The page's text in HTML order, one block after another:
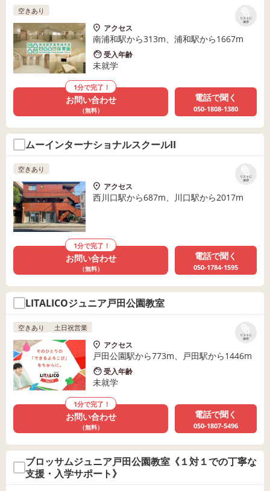
リストに
保存
空きあり
アクセス
南浦和駅から313m、浦和駅から1667m
受入年齢
未就学
1分で完了！
お問い合わせ
（無料）
電話で聞く
050-1808-1380
ムーインターナショナルスクールII
リストに
保存
空きあり
アクセス
西川口駅から687m、川口駅から2017m
1分で完了！
お問い合わせ
（無料）
電話で聞く
050-1784-1595
LITALICOジュニア戸田公園教室
リストに
保存
空きあり 土日祝営業
アクセス
戸田公園駅から773m、戸田駅から1446m
受入年齢
未就学
1分で完了！
お問い合わせ
（無料）
電話で聞く
050-1807-5496
ブロッサムジュニア戸田公園教室《１対１での丁寧な
支援・入学サポート》